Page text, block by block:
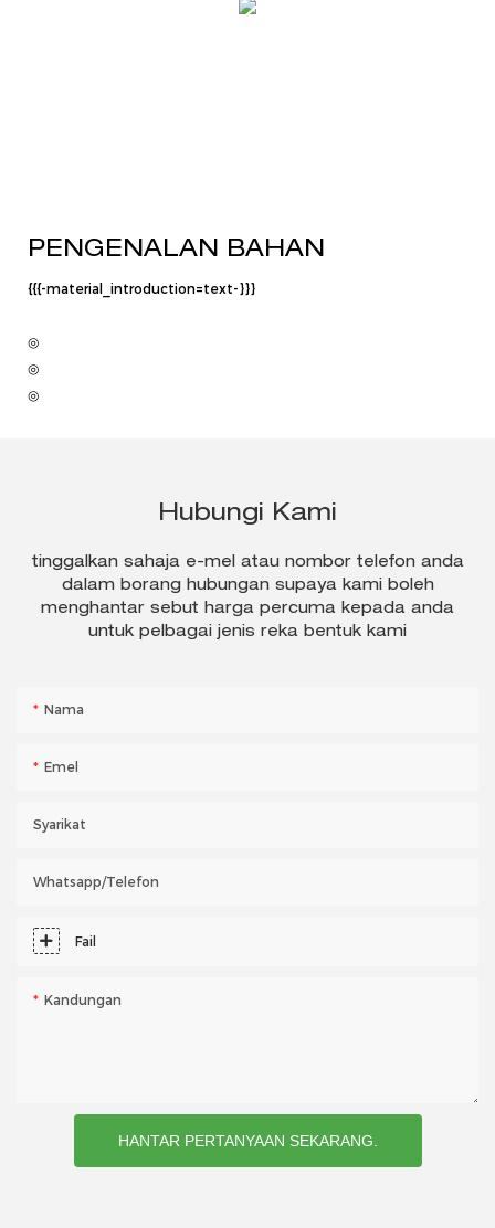
PENGENALAN BAHAN
{{{-material_introduction=text-}}}
◎
◎
◎
Hubungi Kami
tinggalkan sahaja e-mel atau nombor telefon anda
dalam borang hubungan supaya kami boleh
menghantar sebut harga percuma kepada anda
untuk pelbagai jenis reka bentuk kami
Nama
Emel
Syarikat
Whatsapp/telefon
Fail
Kandungan
HANTAR PERTANYAAN SEKARANG.